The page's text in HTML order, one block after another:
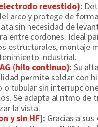
revestido):
arco y protege de forma
sin necesidad de
entre cordones. Ideal
estructurales, montaje
industrial.
(hilo continuo): Su alta
permite soldar con
o tubular sin
Se adapta al ritmo de
la vista.
y sin HF): Gracias a sus